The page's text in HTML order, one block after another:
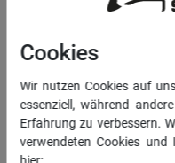
Vertrag widerrufen
AGB
Impressum
Cookies
Wir nutzen Cookies auf
essenziell, während
Erfahrung zu verbessern.
verwendeten Cookies